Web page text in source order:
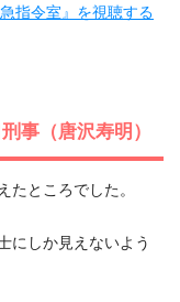
指令室』を視聴する
事（唐沢寿明）
たところでした。
にしか見えないよう